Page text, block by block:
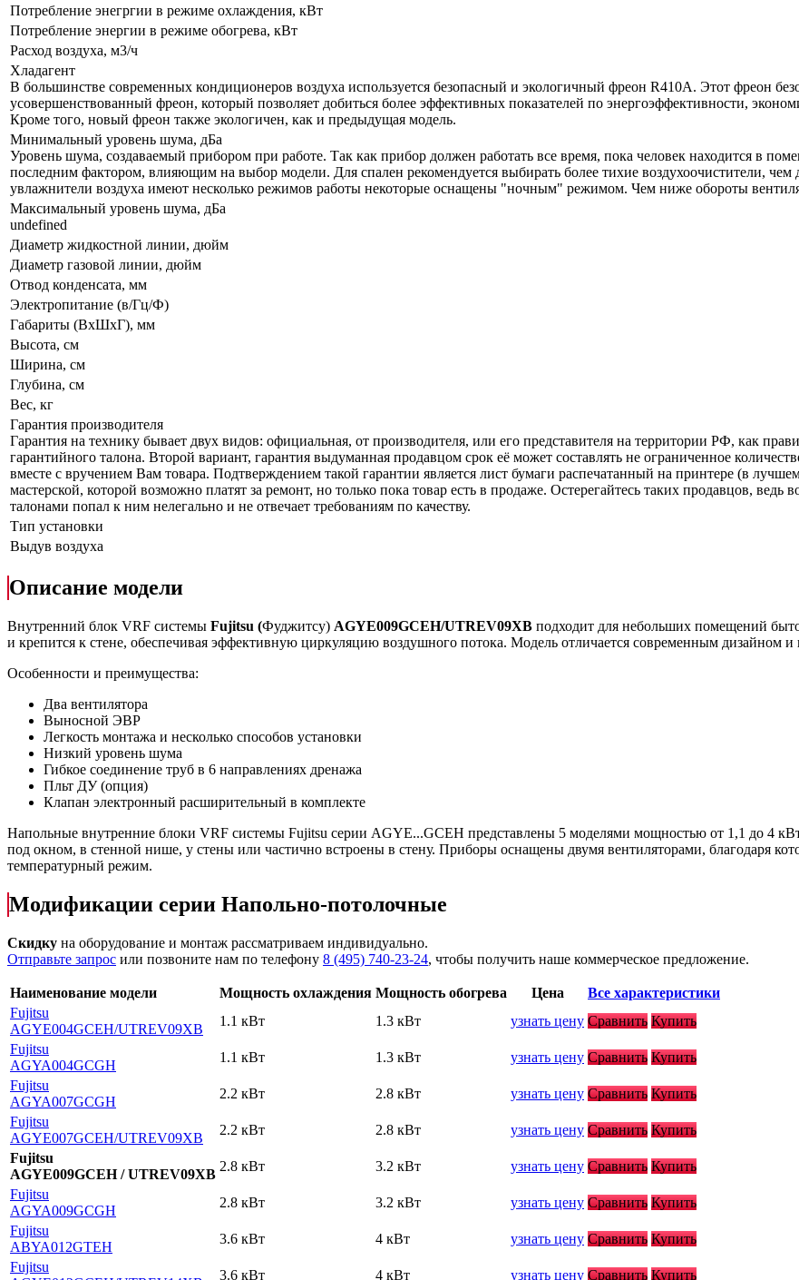
Потребление энегргии в режиме охлаждения, кВт
Потребление энергии в режиме обогрева, кВт
Расход воздуха, м3/ч
Хладагент
В большинстве современных кондиционеров воздуха используется безопасный и экологичный фреон R410A. Этот фреон
усовершенствованный фреон, который позволяет добиться более эффективных показателей по энергоэффективности,
Кроме того, новый фреон также экологичен, как и предыдущая модель.
Минимальный уровень шума, дБа
Уровень шума, создаваемый прибором при работе. Так как прибор должен работать все время, пока человек находится в
последним фактором, влияющим на выбор модели. Для спален рекомендуется выбирать более тихие воздухоочистители, чем
увлажнители воздуха имеют несколько режимов работы некоторые оснащены "ночным" режимом. Чем ниже обороты
Максимальный уровень шума, дБа
undefined
Диаметр жидкостной линии, дюйм
Диаметр газовой линии, дюйм
Отвод конденсата, мм
Электропитание (в/Гц/Ф)
Габариты (ВxШxГ), мм
Высота, см
Ширина, см
Глубина, см
Вес, кг
Гарантия производителя
Гарантия на технику бывает двух видов: официальная, от производителя, или его представителя на территории РФ, как
гарантийного талона. Второй вариант, гарантия выдуманная продавцом срок её может составлять не ограниченное
вместе с вручением Вам товара. Подтверждением такой гарантии является лист бумаги распечатанный на принтере (в
мастерской, которой возможно платят за ремонт, но только пока товар есть в продаже. Остерегайтесь таких продавцов,
талонами попал к ним нелегально и не отвечает требованиям по качеству.
Тип установки
Выдув воздуха
Описание модели
Внутренний блок VRF системы Fujitsu (Фуджитсу) AGYE009GCEH/UTREV09XB подходит для небольших помещений
и крепится к стене, обеспечивая эффективную циркуляцию воздушного потока. Модель отличается современным дизайном
Особенности и преимущества:
Два вентилятора
Выносной ЭВР
Легкость монтажа и несколько способов установки
Низкий уровень шума
Гибкое соединение труб в 6 направлениях дренажа
Пльт ДУ (опция)
Клапан электронный расширительный в комплекте
Напольные внутренние блоки VRF системы Fujitsu серии AGYE...GCEH представлены 5 моделями мощностью от 1,1 до 4
под окном, в стенной нише, у стены или частично встроены в стену. Приборы оснащены двумя вентиляторами, благодаря
температурный режим.
Модификации серии Напольно-потолочные
Скидку на оборудование и монтаж рассматриваем индивидуально.
Отправьте запрос или позвоните нам по телефону 8 (495) 740-23-24, чтобы получить наше коммерческое предложение.
Наименование модели Мощность охлаждения Мощность обогрева Цена
Все характеристики
Fujitsu
AGYE004GCEH/UTREV09XB
1.1 кВт 1.3 кВт узнать цену Сравнить Купить
Fujitsu
AGYA004GCGH
1.1 кВт 1.3 кВт узнать цену Сравнить Купить
Fujitsu
AGYA007GCGH
2.2 кВт 2.8 кВт узнать цену Сравнить Купить
Fujitsu
AGYE007GCEH/UTREV09XB
2.2 кВт 2.8 кВт узнать цену Сравнить Купить
Fujitsu
AGYE009GCEH / UTREV09XB
2.8 кВт 3.2 кВт узнать цену Сравнить Купить
Fujitsu
AGYA009GCGH
2.8 кВт 3.2 кВт узнать цену Сравнить Купить
Fujitsu
AВYA012GТЕH
3.6 кВт 4 кВт узнать цену Сравнить Купить
Fujitsu
3.6 кВт 4 кВт узнать цену Сравнить Купить